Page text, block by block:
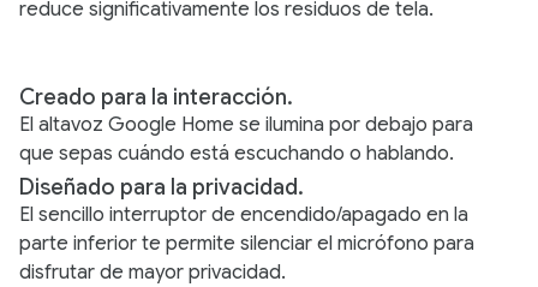
reduce significativamente los residuos de tela.
Creado para la interacción.
El altavoz Google Home se ilumina por debajo para
que sepas cuándo está escuchando o hablando.
Diseñado para la privacidad.
El sencillo interruptor de encendido/apagado en la
parte inferior te permite silenciar el micrófono para
disfrutar de mayor privacidad.